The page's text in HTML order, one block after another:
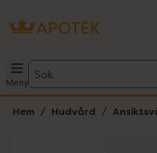
Meny
Sök
Hem Hudvård